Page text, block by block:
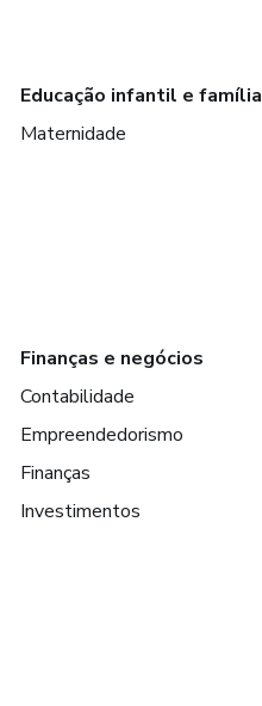
Educação infantil e família
Maternidade
Finanças e negócios
Contabilidade
Empreendedorismo
Finanças
Investimentos